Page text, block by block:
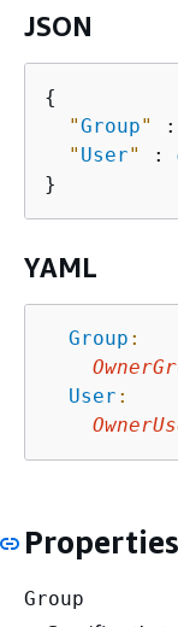
JSON
{
"Group" :
" User" :
YAML
Group :
User :
Properties
Group